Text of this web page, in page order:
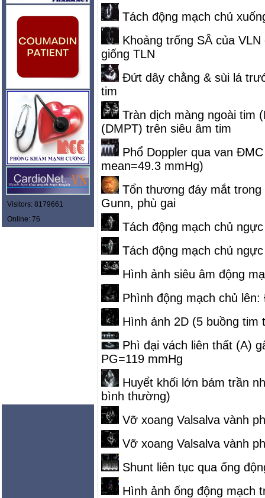
Visitors: 8179661
Online: 76
Tách động mạch chủ
Khoảng trống SÂ của
giống TLN
Đứt dây chằng & sùi lá
tim
Tràn dịch màng ngoài tim
(DMPT) trên siêu âm tim
Phổ Doppler qua van
mean=49.3 mmHg)
Tổn thương đáy mắt
Gunn, phù gai
Tách động mạch chủ
Tách động mạch chủ
Hình ảnh siêu âm động
Phình động mạch chủ
Hình ảnh 2D (5 buồng
Phì đại vách liên thất (A)
PG=119 mmHg
Huyểt khối lớn bám trần
bình thường)
Vỡ xoang Valsalva vành
Vỡ xoang Valsalva vành
Shunt liên tục qua ống
Hình ảnh ống động mạch